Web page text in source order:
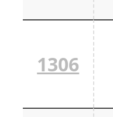
1306